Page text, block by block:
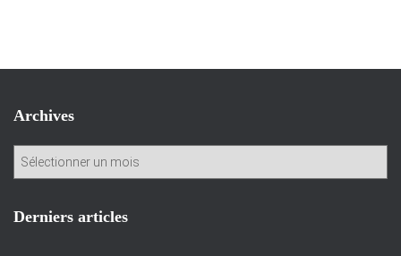
Archives
h
Derniers articles